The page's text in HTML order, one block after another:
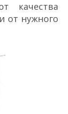
качества
от нужного